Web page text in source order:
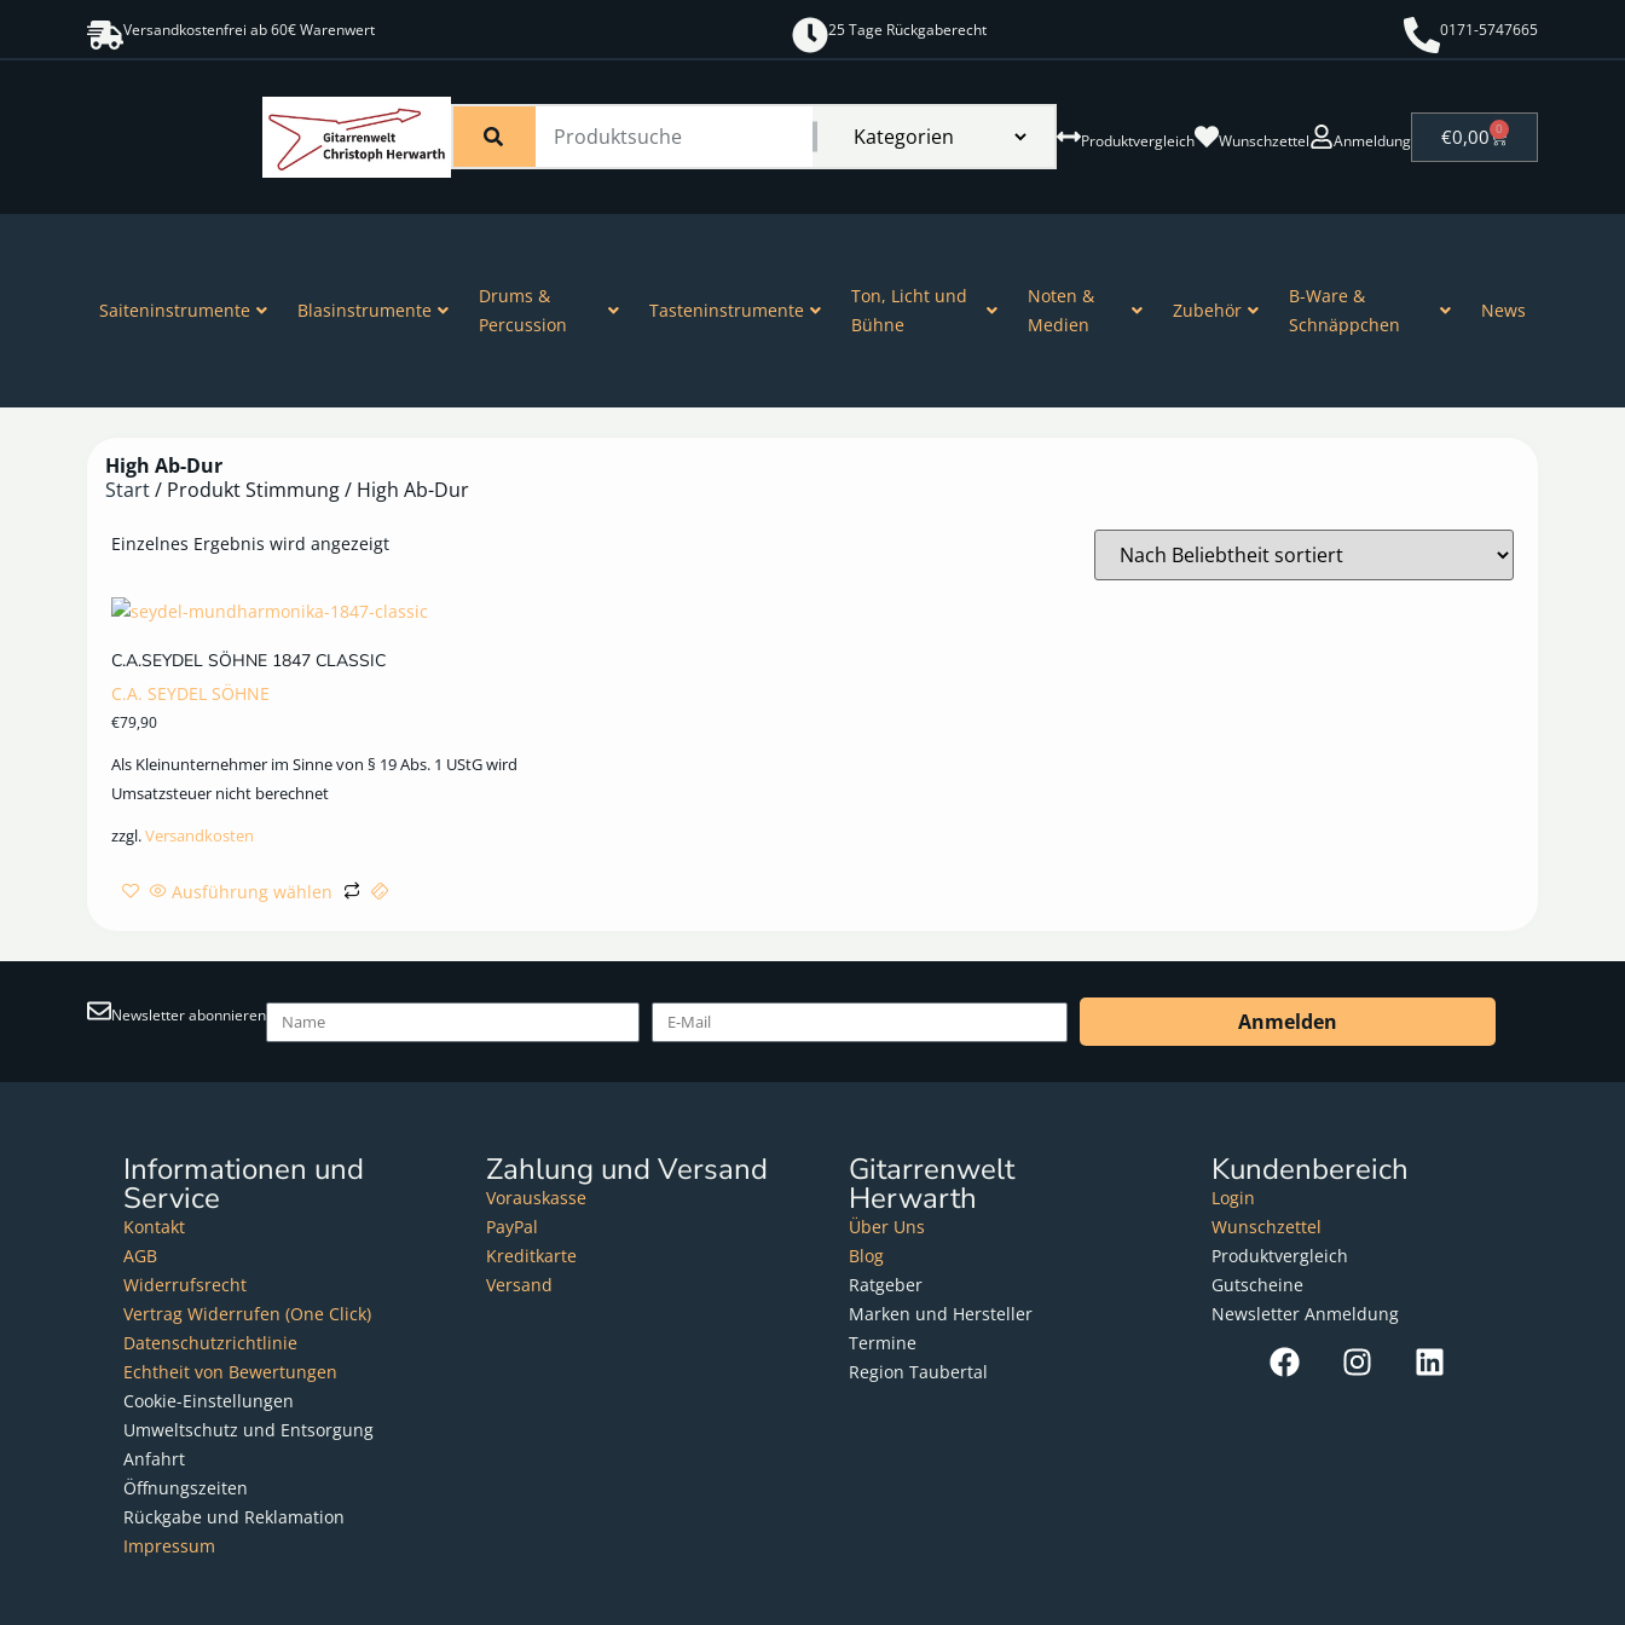
Versandkostenfrei ab 60€ Warenwert 25 Tage Rückgaberecht 0171-5747665
Produktvergleich Wunschzettel Anmeldung €0,00 0
Saiteninstrumente Blasinstrumente
Drums &
Percussion
Tasteninstrumente
Ton, Licht und
Bühne
Noten &
Medien
Zubehör
B-Ware &
Schnäppchen
News
High Ab-Dur
Start/ Produkt Stimmung / High Ab-Dur
Einzelnes Ergebnis wird angezeigt
C.A.SEYDEL SÖHNE 1847 CLASSIC
C.A. SEYDEL SÖHNE
€79,90
Als Kleinunternehmer im Sinne von § 19 Abs. 1 UStG wird
Umsatzsteuer nicht berechnet
zzgl.Versandkosten
Ausführung wählen
Newsletter abonnieren Anmelden
Informationen und
Service
Kontakt
AGB
Widerrufsrecht
Vertrag Widerrufen (One Click)
Datenschutzrichtlinie
Echtheit von Bewertungen
Cookie-Einstellungen
Umweltschutz und Entsorgung
Anfahrt
Öffnungszeiten
Rückgabe und Reklamation
Impressum
Zahlung und Versand
Vorauskasse
PayPal
Kreditkarte
Versand
Gitarrenwelt
Herwarth
Über Uns
Blog
Ratgeber
Marken und Hersteller
Termine
Region Taubertal
Kundenbereich
Login
Wunschzettel
Produktvergleich
Gutscheine
Newsletter Anmeldung